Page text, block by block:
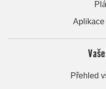
Aplikace
Přehled